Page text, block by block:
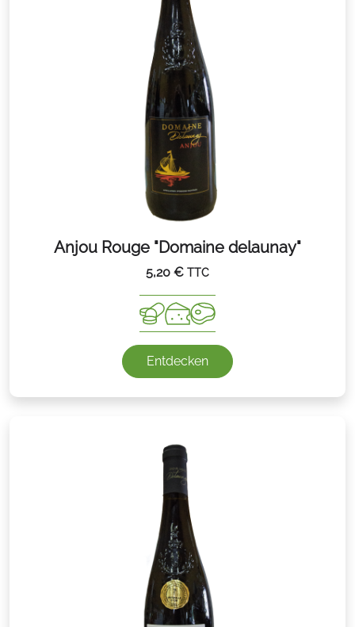
Anjou Rouge "Domaine delaunay"
5,20 € TTC
Entdecken